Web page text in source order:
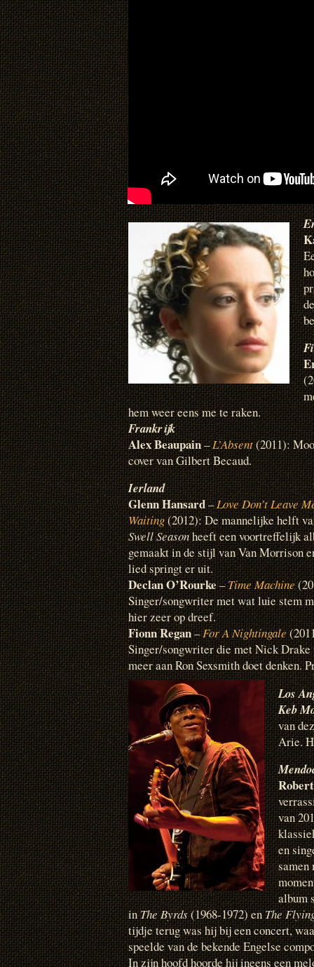
hem weer eens me te raken.
Frankrijk
Alex Beaupain–L’Absent(2011):
cover van Gilbert Becaud.
Ierland
Glenn Hansard–Love Don’t Leave
Waiting(2012): De mannelijke helft
Swell Seasonheeft een voortreffelijk
gemaakt in de stijl van Van Morrison
lied springt er uit.
Declan O’Rourke–Time Machine
Singer/songwriter met wat luie stem
hier zeer op dreef.
Fionn Regan–For A Nightingale
Singer/songwriter die met Nick
meer aan Ron Sexsmith doet denken.
Los
Keb
van
Arie.
van
en
samen
album
inThe Byrds(1968-1972) enThe
tijdje terug was hij bij een concert,
speelde van de bekende Engelse
In zijn hoofd hoorde hij ineens een